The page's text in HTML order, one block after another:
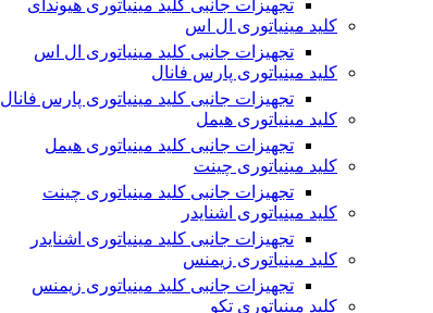
تجهیزات جانبی کلید مینیاتوری هیوندای
کلید مینیاتوری ال اس
تجهیزات جانبی کلید مینیاتوری ال اس
کلید مینیاتوری پارس فانال
تجهیزات جانبی کلید مینیاتوری پارس فانال
کلید مینیاتوری هیمل
تجهیزات جانبی کلید مینیاتوری هیمل
کلید مینیاتوری چینت
تجهیزات جانبی کلید مینیاتوری چینت
کلید مینیاتوری اشنایدر
تجهیزات جانبی کلید مینیاتوری اشنایدر
کلید مینیاتوری زیمنس
تجهیزات جانبی کلید مینیاتوری زیمنس
کلید مینیاتوری تکو